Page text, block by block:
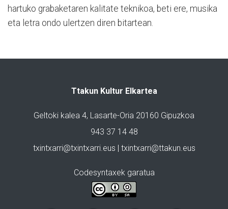
hartuko grabaketaren kalitate teknikoa, beti ere, musika
eta letra ondo ulertzen diren bitartean.
Ttakun Kultur Elkartea
Geltoki kalea 4, Lasarte-Oria 20160 Gipuzkoa
943 37 14 48
txintxarri@txintxarri.eus | txintxarri@ttakun.eus
Codesyntaxek garatua